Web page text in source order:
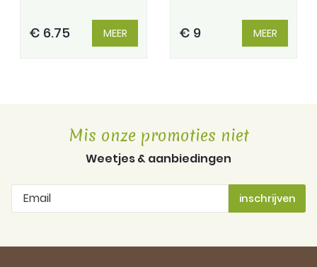
€ 6.75 MEER € 9 MEER
Mis onze promoties niet
Weetjes & aanbiedingen